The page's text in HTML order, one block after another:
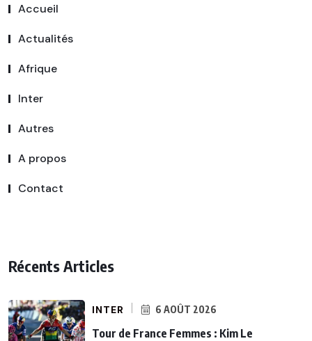
Accueil
Actualités
Afrique
Inter
Autres
A propos
Contact
Récents Articles
INTER 6 AOÛT 2026
Tour de France Femmes : Kim Le